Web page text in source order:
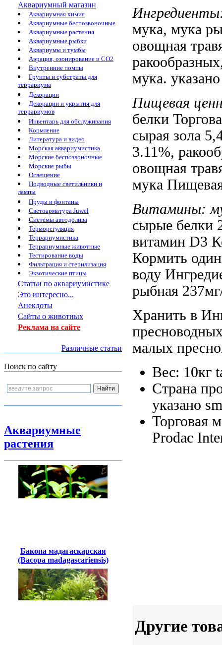
Аквариумный магазин
Аквариумная химия
Аквариумные беспозвоночные
Аквариумные растения
Аквариумные рыбки
Аквариумы и тумбы
Аэрация, озонирование и CO2
Внутренние помпы
Грунты и субстраты для
террариума
Декорации
Декорации и укрытия для
террариумов
Инвентарь для обслуживания
Кормление
Литература и видео
Морская аквариумистика
Морские беспозвоночные
Морские рыбы
Освещение
Подводные светильники и
лампы
Пруды и фонтаны
Светоарматура Juwel
Системы автодолива
Терморегуляция
Террариумистика
Террариумные животные
Тестирование воды
Фильтрация и стерилизация
Экзотические птицы
Статьи по аквариумистике
Это интересно...
Анекдоты
Сайты о животных
Реклама на сайте
Различные статьи
Поиск по сайту
Аквариумные
растения
Бакопа мадагаскарская
(Bacopa madagascariensis)
мука, мука
овощная
мука.
Пищевая
белки
сырая зола
3.11%,
овощная
мука
Витамины:
сырые белки
витамин D3
Кормить один
воду
рыбная
Хранить в
малых
Вес: 10кг
Страна
указано
Торговая
Prodac
Другие